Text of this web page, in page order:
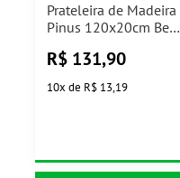
Prateleira de Madeira
Pinus 120x20cm Bem
R$ 131,90
10x de R$ 13,19